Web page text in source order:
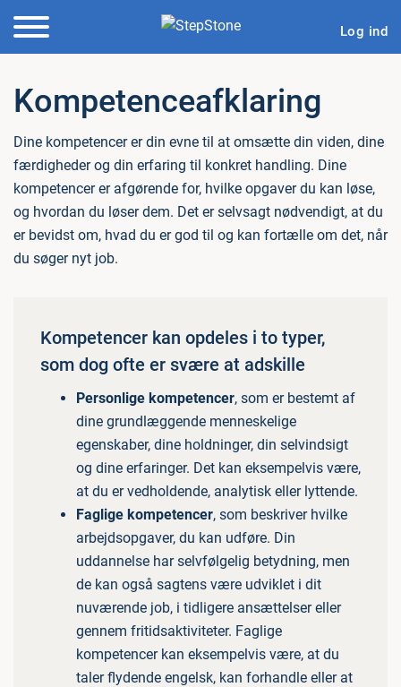
Log ind
Kompetenceafklaring
Dine kompetencer er din evne til at omsætte din viden, dine
færdigheder og din erfaring til konkret handling. Dine
kompetencer er afgørende for, hvilke opgaver du kan løse,
og hvordan du løser dem. Det er selvsagt nødvendigt, at du
er bevidst om, hvad du er god til og kan fortælle om det, når
du søger nyt job.
Kompetencer kan opdeles i to typer,
som dog ofte er svære at adskille
Personlige kompetencer, som er bestemt af
dine grundlæggende menneskelige
egenskaber, dine holdninger, din selvindsigt
og dine erfaringer. Det kan eksempelvis være,
at du er vedholdende, analytisk eller lyttende.
Faglige kompetencer, som beskriver hvilke
arbejdsopgaver, du kan udføre. Din
uddannelse har selvfølgelig betydning, men
de kan også sagtens være udviklet i dit
nuværende job, i tidligere ansættelser eller
gennem fritidsaktiviteter. Faglige
kompetencer kan eksempelvis være, at du
taler flydende engelsk, kan forhandle eller at